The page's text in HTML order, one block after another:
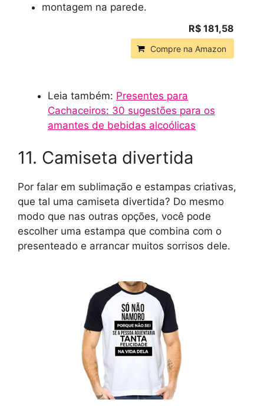
montagem na parede.
R$ 181,58
Compre na Amazon
Leia também: Presentes para
Cachaceiros: 30 sugestões para os
amantes de bebidas alcoólicas
11. Camiseta divertida
Por falar em sublimação e estampas criativas,
que tal uma camiseta divertida? Do mesmo
modo que nas outras opções, você pode
escolher uma estampa que combina com o
presenteado e arrancar muitos sorrisos dele.